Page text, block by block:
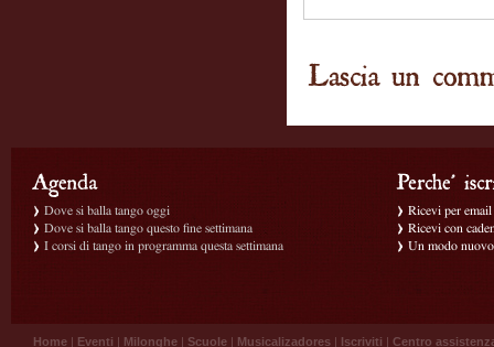
Dove si balla tango oggi
Dove si balla tango questo fine settimana
I corsi di tango in programma questa settimana
Ricevi per
Ricevi con
Un modo
Home | Eventi | Milonghe | Scuole | Musicalizadores | Iscriviti | Centro